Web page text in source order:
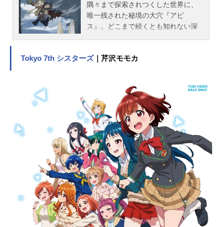
隅々まで探索されつくした世界に、
唯一残された秘境の大穴『アビ
ス』。どこまで続くとも知れない深
りえない貴重な遺物が眠っている。
た。そうして幾度も大穴に挑戦する
冒険者たちは、次第に『探窟家』呼
ばれるようになっていった。アビス
の縁に築かれた街『オース』に暮ら
す孤児のリコは、いつか母のような
偉大な探窟家になり、アビスの謎を
解き明かすことを夢見ていた。そん
なある日、リコはアビスを探窟中
に、少年の姿をしたロボットを拾
い…？作品名メイドインアビス放送
形態TVアニメスケジュール2017年7
月7日（金）～2017年9月29日（金）
AT-Xほか話数全13話キャストリコ：
Tokyo 7th シスターズ｜芹沢モモカ